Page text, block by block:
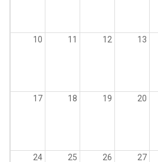
10 11 12 13
17 18 19 20
24 25 26 27